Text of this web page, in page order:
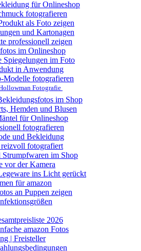
für Onlineshop
fotografieren
als Foto zeigen
und Kartonagen
professionell zeigen
im Onlineshop
Spiegelungen im Foto
in Anwendung
Modelle fotografieren
Fotografie
im Shop
Hemden und Blusen
für Onlineshop
fotografieren
und Bekleidung
fotografiert
Strumpfwaren im Shop
vor der Kamera
ins Licht gerückt
für amazon
an Puppen zeigen
2026
amazon Fotos
| Freisteller